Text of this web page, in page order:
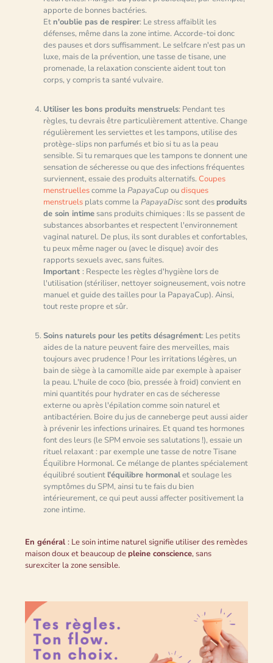
apporte de bonnes bactéries.
Et n'oublie pas de respirer: Le stress affaiblit les
défenses, même dans la zone intime. Accorde-toi donc
des pauses et dors suffisamment. Le selfcare n'est pas un
luxe, mais de la prévention, une tasse de tisane, une
promenade, la relaxation consciente aident tout ton
corps, y compris ta santé vulvaire.
Utiliser les bons produits menstruels: Pendant tes
règles, tu devrais être particulièrement attentive. Change
régulièrement les serviettes et les tampons, utilise des
protège-slips non parfumés et bio si tu as la peau
sensible. Si tu remarques que les tampons te donnent une
sensation de sécheresse ou que des infections fréquentes
surviennent, essaie des produits alternatifs. Coupes
menstruellescomme la PapayaCup oudisques
menstruelsplats comme la PapayaDiscsont des produits
de soin intimesans produits chimiques : Ils se passent de
substances absorbantes et respectent l'environnement
vaginal naturel. De plus, ils sont durables et confortables,
tu peux même nager ou (avec le disque) avoir des
rapports sexuels avec, sans fuites.
Important : Respecte les règles d'hygiène lors de
l'utilisation (stériliser, nettoyer soigneusement, vois notre
manuel et guide des tailles pour la PapayaCup). Ainsi,
tout reste propre et sûr.
Soins naturels pour les petits désagrément: Les petits
aides de la nature peuvent faire des merveilles, mais
toujours avec prudence ! Pour les irritations légères, un
bain de siège à la camomille aide par exemple à apaiser
la peau. L'huile de coco (bio, pressée à froid) convient en
mini quantités pour hydrater en cas de sécheresse
externe ou après l'épilation comme soin naturel et
antibactérien. Boire du jus de canneberge peut aussi aider
à prévenir les infections urinaires. Et quand tes hormones
font des leurs (le SPM envoie ses salutations !), essaie un
rituel relaxant : par exemple une tasse de notre Tisane
Équilibre Hormonal. Ce mélange de plantes spécialement
équilibré soutient l'équilibre hormonalet soulage les
symptômes du SPM, ainsi tu te fais du bien
intérieurement, ce qui peut aussi affecter positivement la
zone intime.
En général : Le soin intime naturel signifie utiliser des remèdes
maison doux et beaucoup depleine conscience, sans
surexciter la zone sensible.